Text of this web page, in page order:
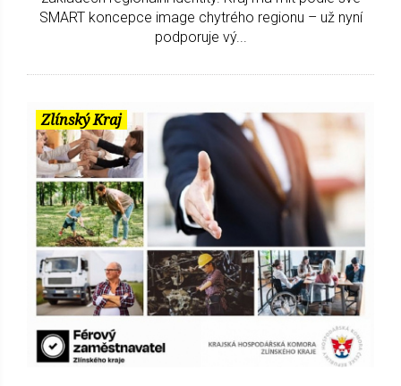
SMART koncepce image chytrého regionu – už nyní
podporuje vý...
Zlínský Kraj